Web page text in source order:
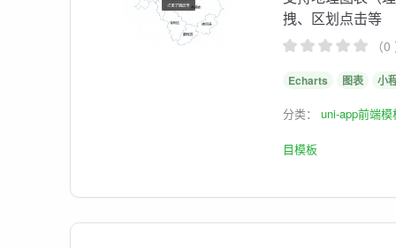
拽、区划点击等
（
Echarts 图表 小
分类：uni-app前端模
目模板